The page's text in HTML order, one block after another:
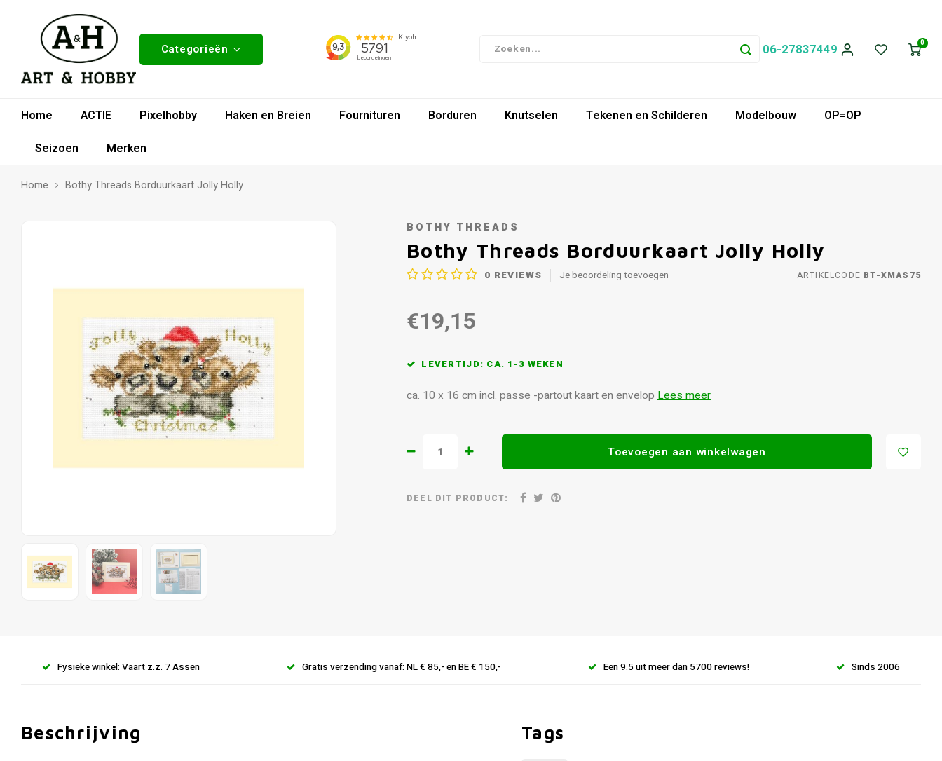
Categorieën 06-27837449 0
Home ACTIE Pixelhobby Haken en Breien Fournituren Borduren Knutselen Tekenen en Schilderen Modelbouw
OP=OP
Seizoen
Merken
Home Bothy Threads Borduurkaart Jolly Holly
BOTHY THREADS
Bothy Threads Borduurkaart Jolly Holly
0 REVIEWS Je beoordeling toevoegen ARTIKELCODE BT-XMAS75
€19,15
LEVERTIJD: CA. 1-3 WEKEN
ca. 10 x 16 cm incl. passe -partout kaart en envelop Lees meer
Toevoegen aan winkelwagen
DEEL DIT PRODUCT:
Fysieke winkel: Vaart z.z. 7 Assen Gratis verzending vanaf: NL € 85,- en BE € 150,- Een 9.5 uit meer dan 5700 reviews! Sinds 2006
Beschrijving Tags